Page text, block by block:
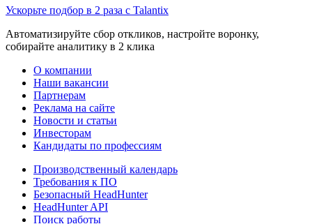
Ускорьте подбор в 2 раза с Talantix
Автоматизируйте сбор откликов, настройте воронку,
собирайте аналитику в 2 клика
О компании
Наши вакансии
Партнерам
Реклама на сайте
Новости и статьи
Инвесторам
Кандидаты по профессиям
Производственный календарь
Требования к ПО
Безопасный HeadHunter
HeadHunter API
Поиск работы